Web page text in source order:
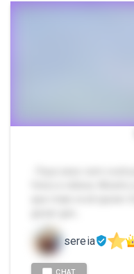
sereia
CHAT